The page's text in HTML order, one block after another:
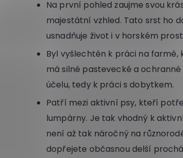
Na první pohled zaujme svou
majestátní vzhled. Tato srst ho
usnadňuje život i v horském
Byl vyšlechtěn k práci na
má silné pastevecké a
účelu, tedy k práci s dobytkem.
Patří mezi aktivní psy, kteří
lumpárny. Je tak vhodný k
není až tak náročný na
dopřejete občasnou delší